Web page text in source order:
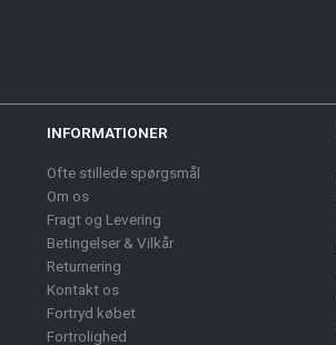
INFORMATIONER
Ofte stillede spørgsmål
Om os
Fragt og Levering
Betingelser & Vilkår
Returnering
Kontakt os
Fortryd købet
Fortrolighed